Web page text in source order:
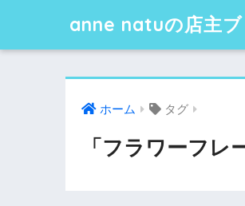
anne natuの店主
ホーム タグ
「フラワーフレ